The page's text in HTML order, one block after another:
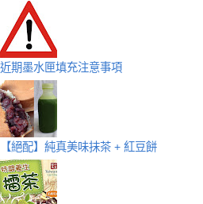
近期墨水匣填充注意事項
【絕配】純真美味抹茶 + 紅豆餅